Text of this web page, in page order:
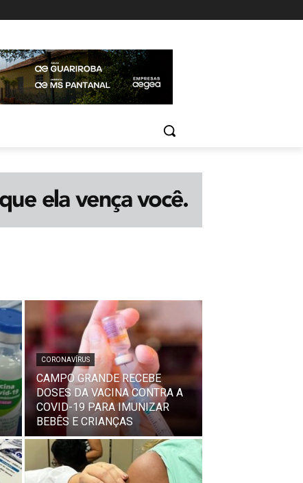
CORONAVÍRUS
CAMPO GRANDE RECEBE
DOSES DA VACINA CONTRA A
COVID-19 PARA IMUNIZAR
BEBÊS E CRIANÇAS